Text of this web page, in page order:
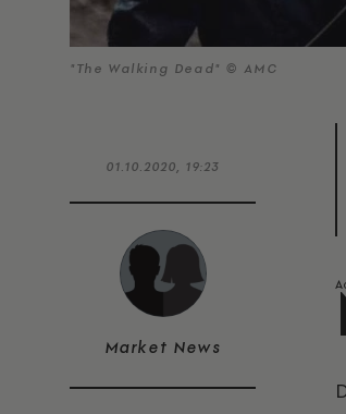
"The Walking Dead" © AMC
01.10.2020, 19:23
Market News